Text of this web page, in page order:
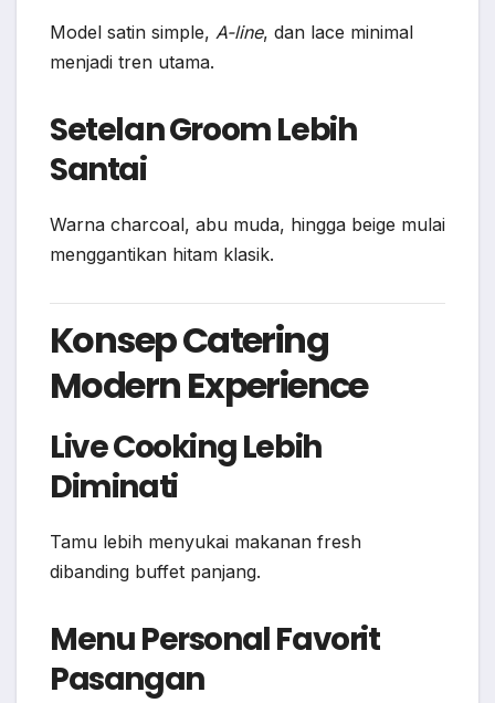
Model satin simple, A-line, dan lace minimal
menjadi tren utama.
Setelan Groom Lebih
Santai
Warna charcoal, abu muda, hingga beige mulai
menggantikan hitam klasik.
Konsep Catering
Modern Experience
Live Cooking Lebih
Diminati
Tamu lebih menyukai makanan fresh
dibanding buffet panjang.
Menu Personal Favorit
Pasangan